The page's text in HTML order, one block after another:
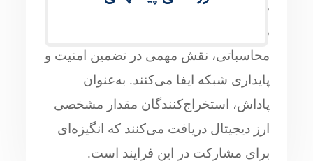
مسائل پیچیده ریاضی انجام می‌شود.
ماینرها یا استخراج‌کنندگان با ارائه توان
محاسباتی، نقش مهمی در تضمین امنیت و
پایداری شبکه ایفا می‌کنند. به‌عنوان
پاداش، استخراج‌کنندگان مقدار مشخصی
ارز دیجیتال دریافت می‌کنند که انگیزه‌ای
برای مشارکت در این فرایند است.